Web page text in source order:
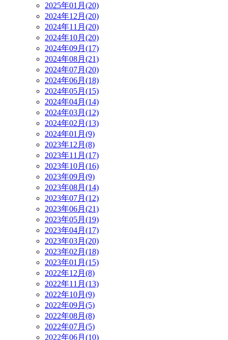
2025年01月(20)
2024年12月(20)
2024年11月(20)
2024年10月(20)
2024年09月(17)
2024年08月(21)
2024年07月(20)
2024年06月(18)
2024年05月(15)
2024年04月(14)
2024年03月(12)
2024年02月(13)
2024年01月(9)
2023年12月(8)
2023年11月(17)
2023年10月(16)
2023年09月(9)
2023年08月(14)
2023年07月(12)
2023年06月(21)
2023年05月(19)
2023年04月(17)
2023年03月(20)
2023年02月(18)
2023年01月(15)
2022年12月(8)
2022年11月(13)
2022年10月(9)
2022年09月(5)
2022年08月(8)
2022年07月(5)
2022年06月(10)